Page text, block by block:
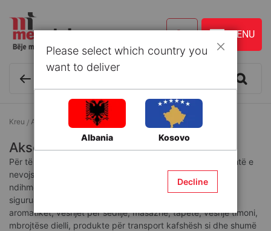
Kreu Aksesorë makinash Aksesorë të brendshëm
Aksesorë të brendshëm
Për të krijuar një komoditet maksimal në makinën tuaj, është e
nevojshme që të shtoni disa aksesorë mjaft praktikë që ju
ndihmojnë gjatë orëve të gjata të udhëtimit. Megatek ka
siguruar një gamë të gjerë të këtyre aksesorëve siç janë
aromatikët, veshjet për sedilje, masazhe, tapete, veshje timoni,
mbrojtëse dielli, produkte për transport kafshësh si dhe shumë
Please select which country you
want to deliver
Albania Kosovo
Decline